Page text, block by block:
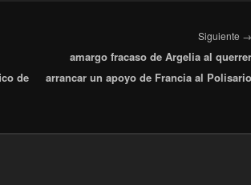
de
Siguiente →
amargo fracaso de Argelia al querrer
arrancar un apoyo de Francia al Polisario